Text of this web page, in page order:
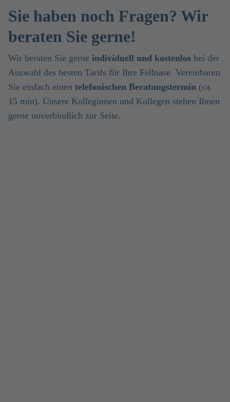
Sie haben noch Fragen? Wir
beraten Sie gerne!
Wir beraten Sie gerne individuell und kostenlos bei der
Auswahl des besten Tarifs für Ihre Fellnase. Vereinbaren
Sie einfach einen telefonischen Beratungstermin (ca.
15 min). Unsere Kolleginnen und Kollegen stehen Ihnen
gerne unverbindlich zur Seite.